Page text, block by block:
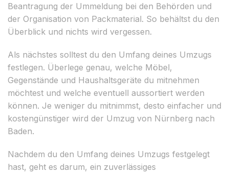
Beantragung der Ummeldung bei den Behörden und
der Organisation von Packmaterial. So behältst du den
Überblick und nichts wird vergessen.
Als nächstes solltest du den Umfang deines Umzugs
festlegen. Überlege genau, welche Möbel,
Gegenstände und Haushaltsgeräte du mitnehmen
möchtest und welche eventuell aussortiert werden
können. Je weniger du mitnimmst, desto einfacher und
kostengünstiger wird der Umzug von Nürnberg nach
Baden.
Nachdem du den Umfang deines Umzugs festgelegt
hast, geht es darum, ein zuverlässiges